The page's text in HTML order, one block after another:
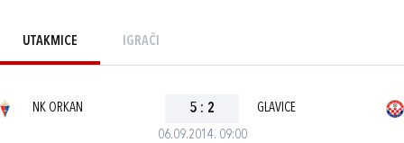
UTAKMICE IGRAČI
06.09.2014. 09:00
NK ORKAN 5 : 2 GLAVICE